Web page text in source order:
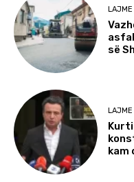
LAJME
së
LAJME
kam